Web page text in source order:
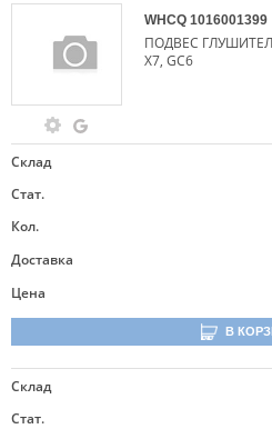
WHCQ 1016001399
ПОДВЕС
X7, GC6
Склад
Стат.
Кол.
Доставка
Цена
В
Склад
Стат.